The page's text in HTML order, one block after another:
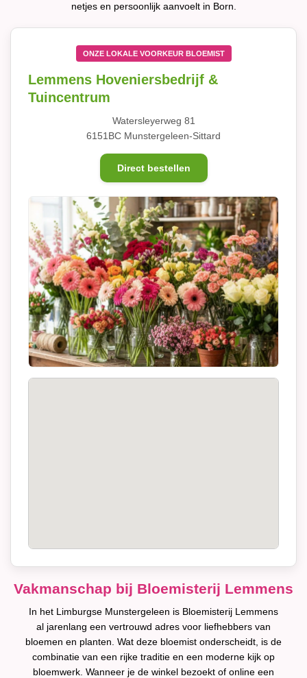
netjes en persoonlijk aanvoelt in Born.
ONZE LOKALE VOORKEUR BLOEMIST
Lemmens Hoveniersbedrijf &
Tuincentrum
Watersleyerweg 81
6151BC Munstergeleen-Sittard
Direct bestellen
Vakmanschap bij Bloemisterij Lemmens
In het Limburgse Munstergeleen is Bloemisterij Lemmens
al jarenlang een vertrouwd adres voor liefhebbers van
bloemen en planten. Wat deze bloemist onderscheidt, is de
combinatie van een rijke traditie en een moderne kijk op
bloemwerk. Wanneer je de winkel bezoekt of online een